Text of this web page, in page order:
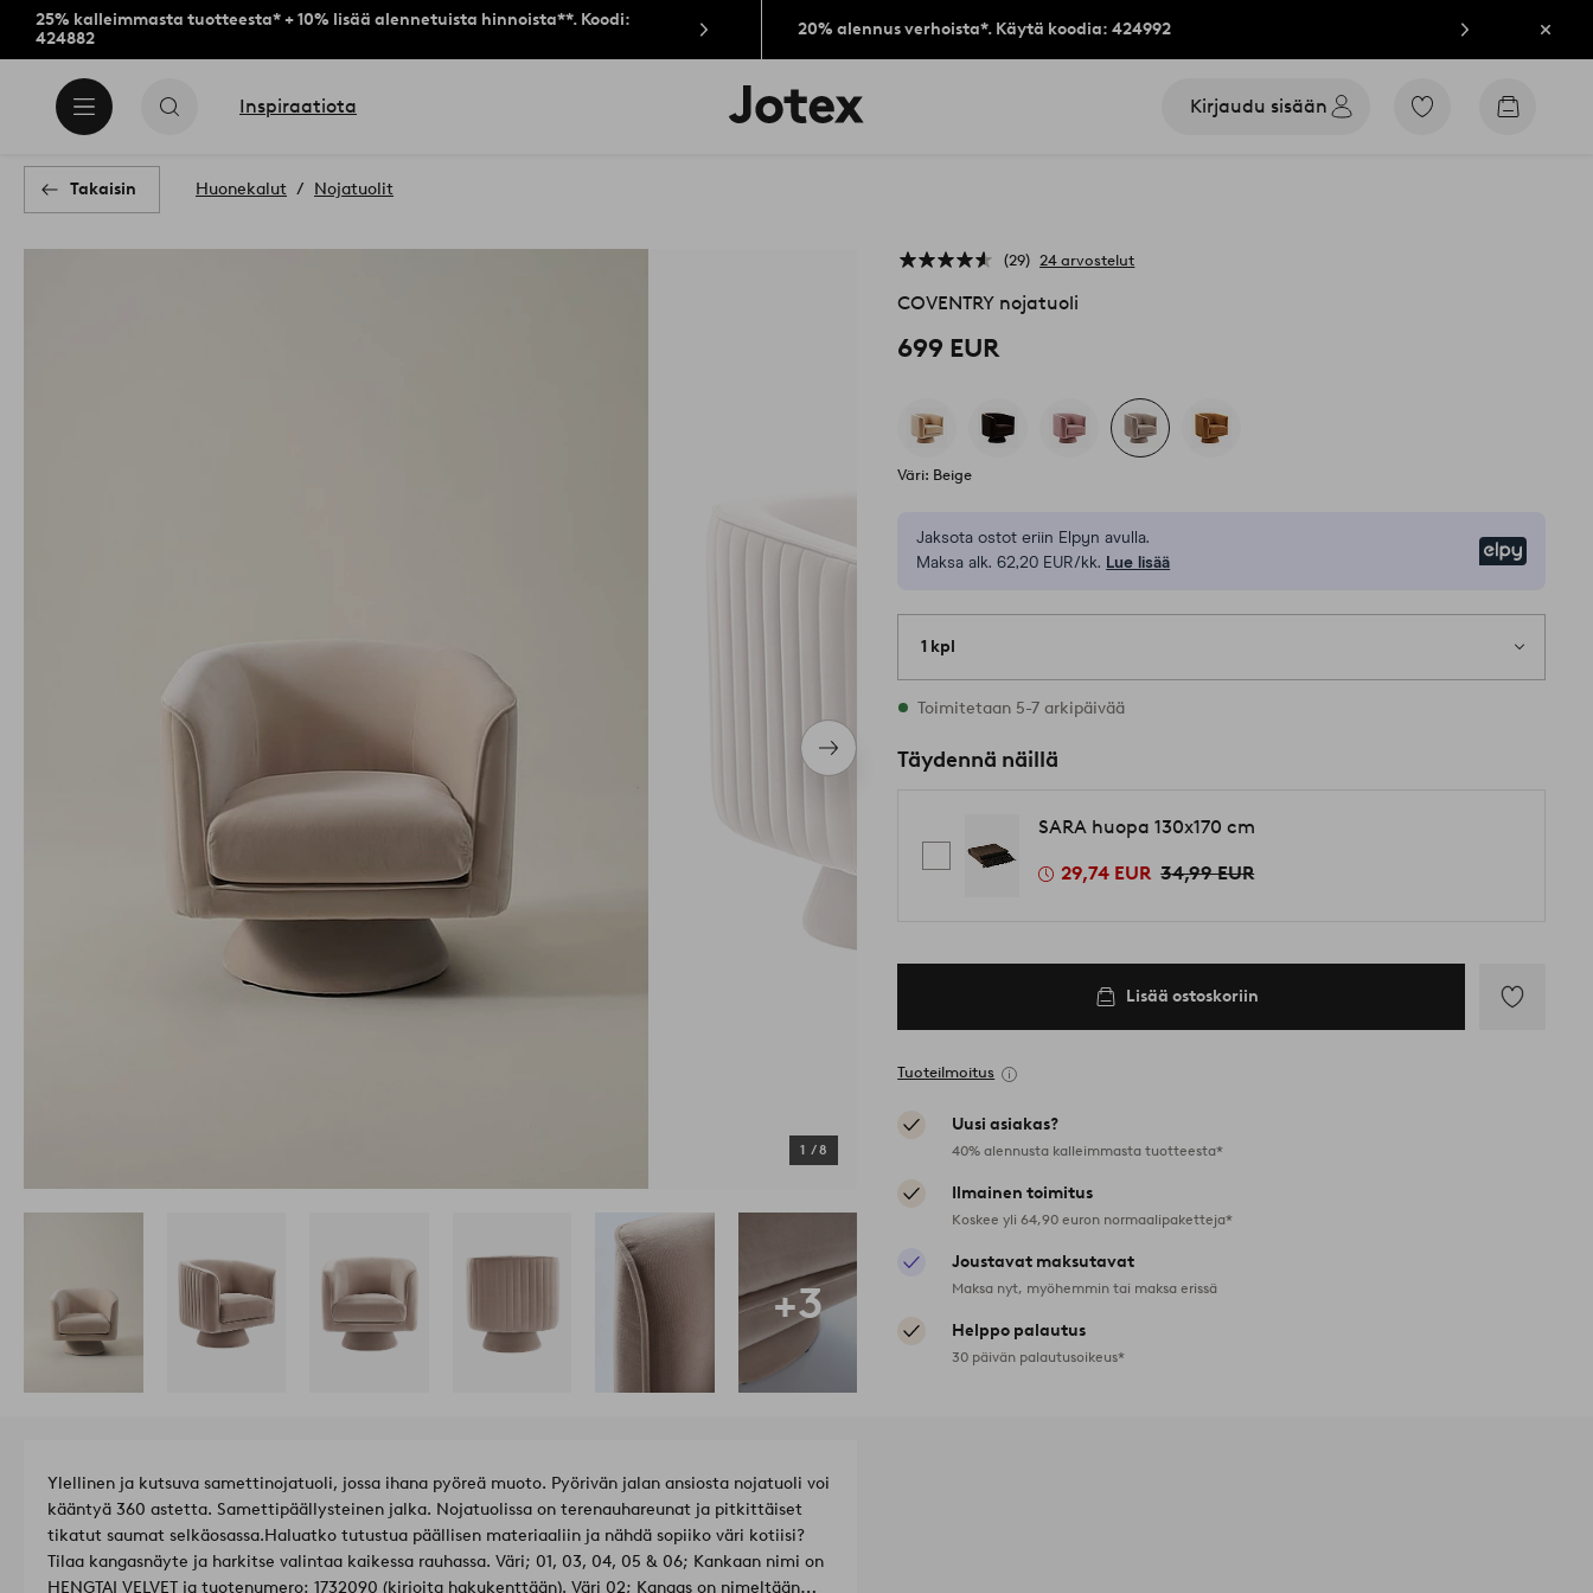
25% kalleimmasta tuotteesta* + 10% lisää alennetuista hinnoista**. Koodi:
424882
20% alennus verhoista*. Käytä koodia: 424992 Sulje
Inspiraatiota
Jotex-
logo
Kirjaudu sisään
Siirry
Siirry
Takaisin Huonekalut Nojatuolit
Seuraava
tuote
1 /8
29 24 arvostelut
COVENTRY nojatuoli
699 EUR
Väri: Beige
Jaksota ostot eriin Elpyn avulla.
Maksa alk. 62,20 EUR/kk. Lue lisää
1 kpl
Varastossa
Toimitetaan 5-7 arkipäivää
Täydennä näillä
SARA huopa 130x170 cm
29,74 EUR 34,99 EUR
Lisää ostoskoriin
Tuoteilmoitus
Uusi asiakas?
40% alennusta kalleimmasta tuotteesta*
Ilmainen toimitus
Koskee yli 64,90 euron normaalipaketteja*
Joustavat maksutavat
Maksa nyt, myöhemmin tai maksa erissä
Helppo palautus
30 päivän palautusoikeus*
+3
Ylellinen ja kutsuva samettinojatuoli, jossa ihana pyöreä muoto. Pyörivän jalan ansiosta nojatuoli voi
kääntyä 360 astetta. Samettipäällysteinen jalka. Nojatuolissa on terenauhareunat ja pitkittäiset
tikatut saumat selkäosassa.Haluatko tutustua päällisen materiaaliin ja nähdä sopiiko väri kotiisi?
Tilaa kangasnäyte ja harkitse valintaa kaikessa rauhassa. Väri; 01, 03, 04, 05 & 06; Kankaan nimi on
HENGTAI VELVET ja tuotenumero: 1732090 (kirjoita hakukenttään). Väri 02; Kangas on nimeltään